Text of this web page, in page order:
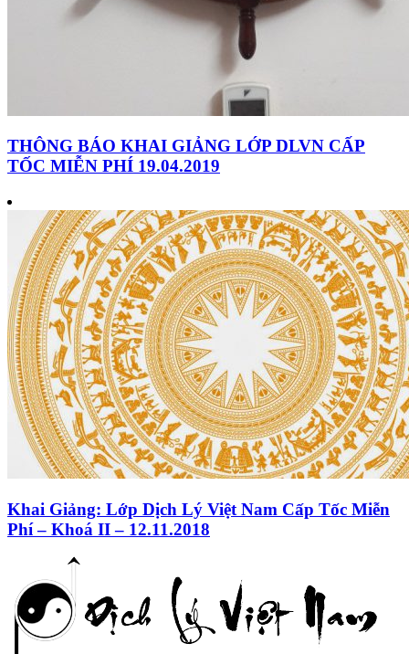
THÔNG BÁO KHAI GIẢNG LỚP DLVN CẤP
TỐC MIỄN PHÍ 19.04.2019
Khai Giảng: Lớp Dịch Lý Việt Nam Cấp Tốc Miễn
Phí – Khoá II – 12.11.2018